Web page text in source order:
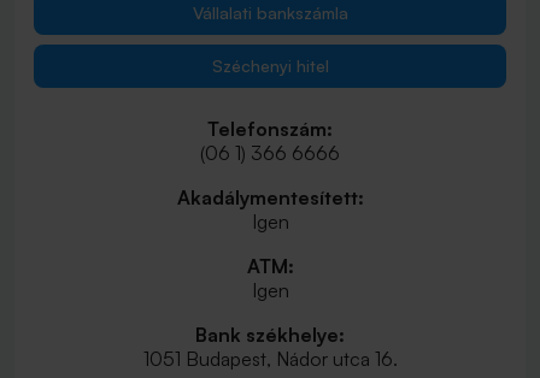
Vállalati bankszámla
Széchenyi hitel
Telefonszám:
(06 1) 366 6666
Akadálymentesített:
Igen
ATM:
Igen
Bank székhelye:
1051 Budapest, Nádor utca 16.